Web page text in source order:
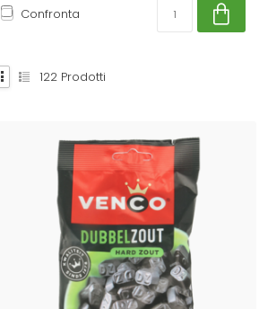
Confronta
122 Prodotti